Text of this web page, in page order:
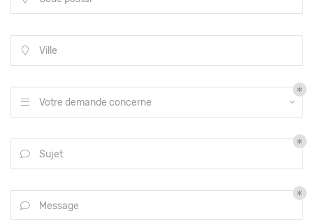
 Ville
 Votre demande concerne
 Sujet
 Message